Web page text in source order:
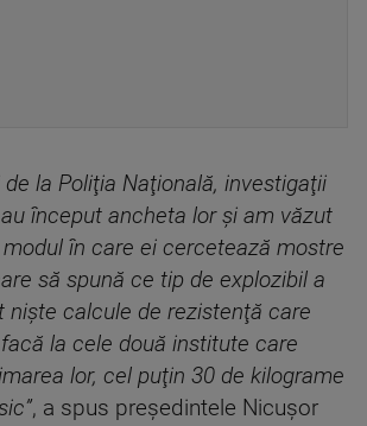
la Poliţia Naţională, investigaţii
început ancheta lor şi am văzut
în care ei cercetează mostre
să spună ce tip de explozibil a
nişte calcule de rezistenţă care
la cele două institute care
lor, cel puţin 30 de kilograme
, a spus preşedintele Nicuşor